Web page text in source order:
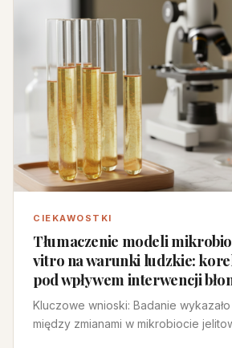
CIEKAWOSTKI
Tłumaczenie modeli
vitro na warunki ludzkie:
pod wpływem interwencji
Kluczowe wnioski: Badanie
między zmianami w mikrobiocie